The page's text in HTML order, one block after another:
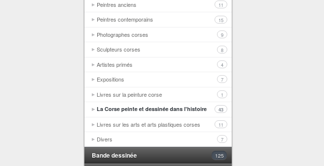
Peintres anciens 11
Peintres contemporains 15
Photographes corses 9
Sculpteurs corses 8
Artistes primés 4
Expositions 7
Livres sur la peinture corse 1
La Corse peinte et dessinée dans l'histoire 43
Livres sur les arts et arts plastiques corses 11
Divers 7
Bande dessinée 125